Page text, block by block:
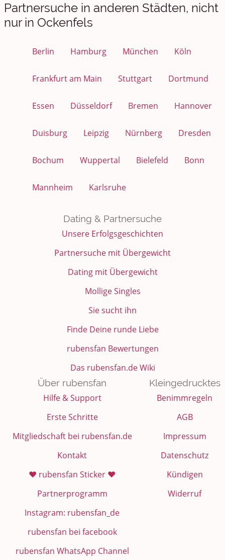
Partnersuche in anderen Städten, nicht
nur in Ockenfels
Berlin Hamburg München Köln
Frankfurt am Main Stuttgart Dortmund
Essen Düsseldorf Bremen Hannover
Duisburg Leipzig Nürnberg Dresden
Bochum Wuppertal Bielefeld Bonn
Mannheim Karlsruhe
Dating & Partnersuche
Unsere Erfolgsgeschichten
Partnersuche mit Übergewicht
Dating mit Übergewicht
Mollige Singles
Sie sucht ihn
Finde Deine runde Liebe
rubensfan Bewertungen
Das rubensfan.de Wiki
Über rubensfan
Hilfe & Support
Erste Schritte
Mitgliedschaft bei rubensfan.de
Kontakt
❤️ rubensfan Sticker ❤️
Partnerprogramm
Instagram: rubensfan_de
rubensfan bei facebook
rubensfan WhatsApp Channel
Kleingedrucktes
Benimmregeln
AGB
Impressum
Datenschutz
Kündigen
Widerruf